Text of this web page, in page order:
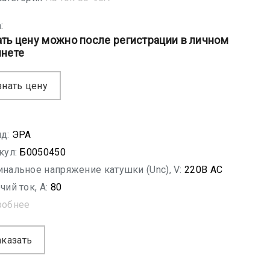
цену можно после регистрации в личном
цену
ЭРА
Б0050450
напряжение катушки (Unc), V: 220В АС
ток, A: 80